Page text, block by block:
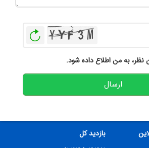
نظر، به من اطلاع داده شود.
ارسال
بازدید کل